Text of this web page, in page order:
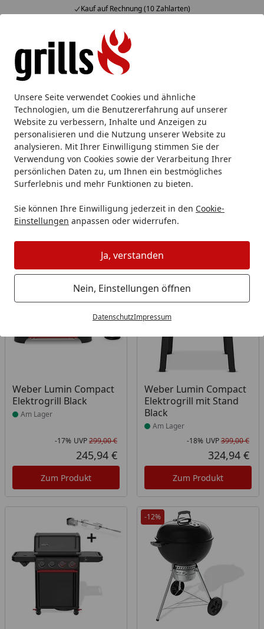
Unsere Seite verwendet Cookies und ähnliche
Technologien, um die Benutzererfahrung auf unserer
Website zu verbessern, Inhalte und Anzeigen zu
personalisieren und die Nutzung unserer Website zu
analysieren. Mit Ihrer Einwilligung stimmen Sie der
Verwendung von Cookies sowie der Verarbeitung Ihrer
persönlichen Daten zu, um Ihnen ein bestmögliches
Surferlebnis und mehr Funktionen zu bieten.
Sie können Ihre Einwilligung jederzeit in den Cookie-
Einstellungen anpassen oder widerrufen.
Ja, verstanden
Nein, Einstellungen öffnen
DatenschutzImpressum
Fachberatung & individuelle Angebote
Alle Produkte
Mein Konto
Suchen
Startseite
Neuheiten Weber Neuheiten 2026
Weber Neuheiten 2026
Ihre Artikelübersicht
Kategorien
Filter / Sortierung
57 Artikel gefunden
Bestseller -17%
Weber Lumin Compact
Elektrogrill Black
Produkt am Lager
Am Lager
Rabatt in Prozent
-17%
Ursprünglicher Preis
UVP299,00 €
Aktueller Preis
245,94 €
Zum Produkt
-18%
Weber Lumin Compact
Elektrogrill mit Stand
Black
Produkt am Lager
Am Lager
-18% UVP399,00 €
324,94 €
Zum Produkt
-12%